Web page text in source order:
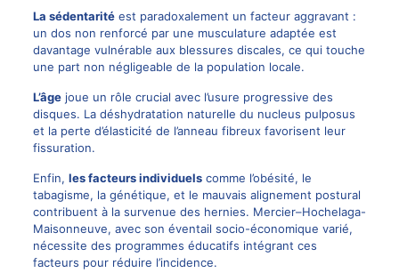
La sédentaritéest paradoxalement un facteur aggravant :
un dos non renforcé par une musculature adaptée est
davantage vulnérable aux blessures discales, ce qui touche
une part non négligeable de la population locale.
L’âgejoue un rôle crucial avec l’usure progressive des
disques. La déshydratation naturelle du nucleus pulposus
et la perte d’élasticité de l’anneau fibreux favorisent leur
fissuration.
Enfin, les facteurs individuelscomme l’obésité, le
tabagisme, la génétique, et le mauvais alignement postural
contribuent à la survenue des hernies. Mercier–Hochelaga-
Maisonneuve, avec son éventail socio-économique varié,
nécessite des programmes éducatifs intégrant ces
facteurs pour réduire l’incidence.